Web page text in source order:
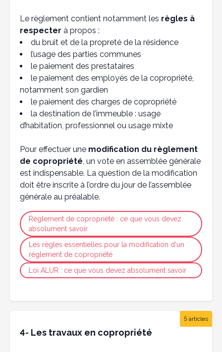
Le règlement contient notamment les règles à
respecter à propos :
du bruit et de la propreté de la résidence
l’usage des parties communes
le paiement des prestataires
le paiement des employés de la copropriété,
notamment son gardien
le paiement des charges de copropriété
la destination de l’immeuble : usage
d’habitation, professionnel ou usage mixte
Pour effectuer une modification du règlement
de copropriété, un vote en assemblée générale
est indispensable. La question de la modification
doit être inscrite à l’ordre du jour de l’assemblée
générale au préalable.
Règlement de copropriété : ce que vous devez
absolument savoir
Les règles essentielles pour la modification d'un
règlement de copropriété
Loi ALUR : ce que vous devez absolument savoir
5 articles
4- Les travaux en copropriété